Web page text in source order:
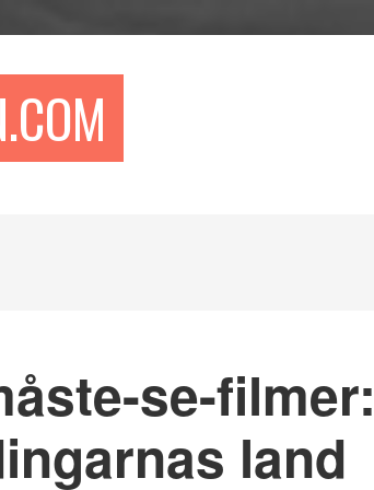
se-filmer:
land